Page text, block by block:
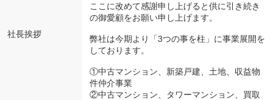
社長挨拶
ここに改めて感謝申し上げると供に引き続き
の御愛顧をお願い申し上げます。
弊社は今期より「3つの事を柱」に事業展開を
しております。
①中古マンション、新築戸建、土地、収益物
件仲介事業
②中古マンション、タワーマンション、買取